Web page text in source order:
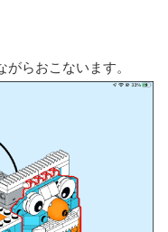
らおこないます。